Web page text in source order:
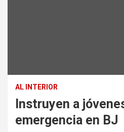
AL INTERIOR
Instruyen a
emergencia en BJ